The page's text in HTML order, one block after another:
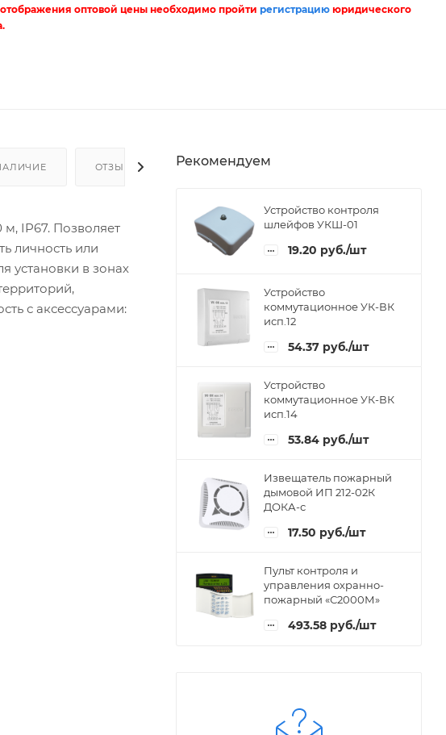
оптовой цены необходимо пройтирегистрацию юридического
ОТЗЫВЫ
IP67. Позволяет
личность или
установки в зонах
с аксессуарами:
Рекомендуем
Устройство контроля
шлейфов УКШ-01
19.20 руб./шт
Устройство
коммутационное УК-ВК
исп.12
54.37 руб./шт
Устройство
коммутационное УК-ВК
исп.14
53.84 руб./шт
Извещатель пожарный
дымовой ИП 212-02К
ДОКА-с
17.50 руб./шт
Пульт контроля и
управления охранно-
пожарный «С2000М»
493.58 руб./шт